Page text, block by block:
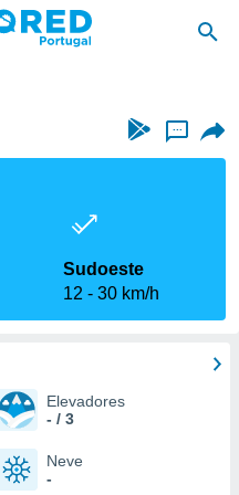
...
Sudoeste
12
30 km/h
Elevadores
- / 3
Neve
-